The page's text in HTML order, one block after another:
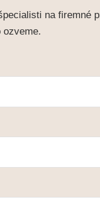
na firemné
ozveme.